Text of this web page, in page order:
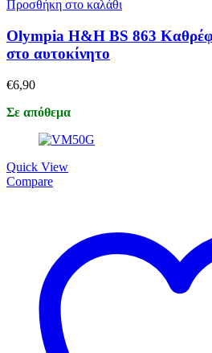
Προσθήκη στο καλάθι
Olympia H&H BS 863
στο αυτοκίνητο
€6,90
Σε απόθεμα
Quick View
Compare